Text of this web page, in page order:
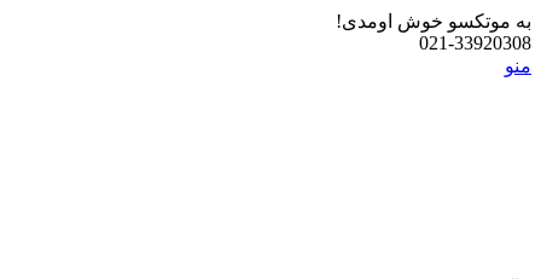
به موتکسو خوش اومدی!
021-33920308
منو